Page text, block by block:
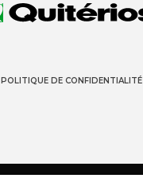
POLITIQUE DE CONFIDENTIALITÉ